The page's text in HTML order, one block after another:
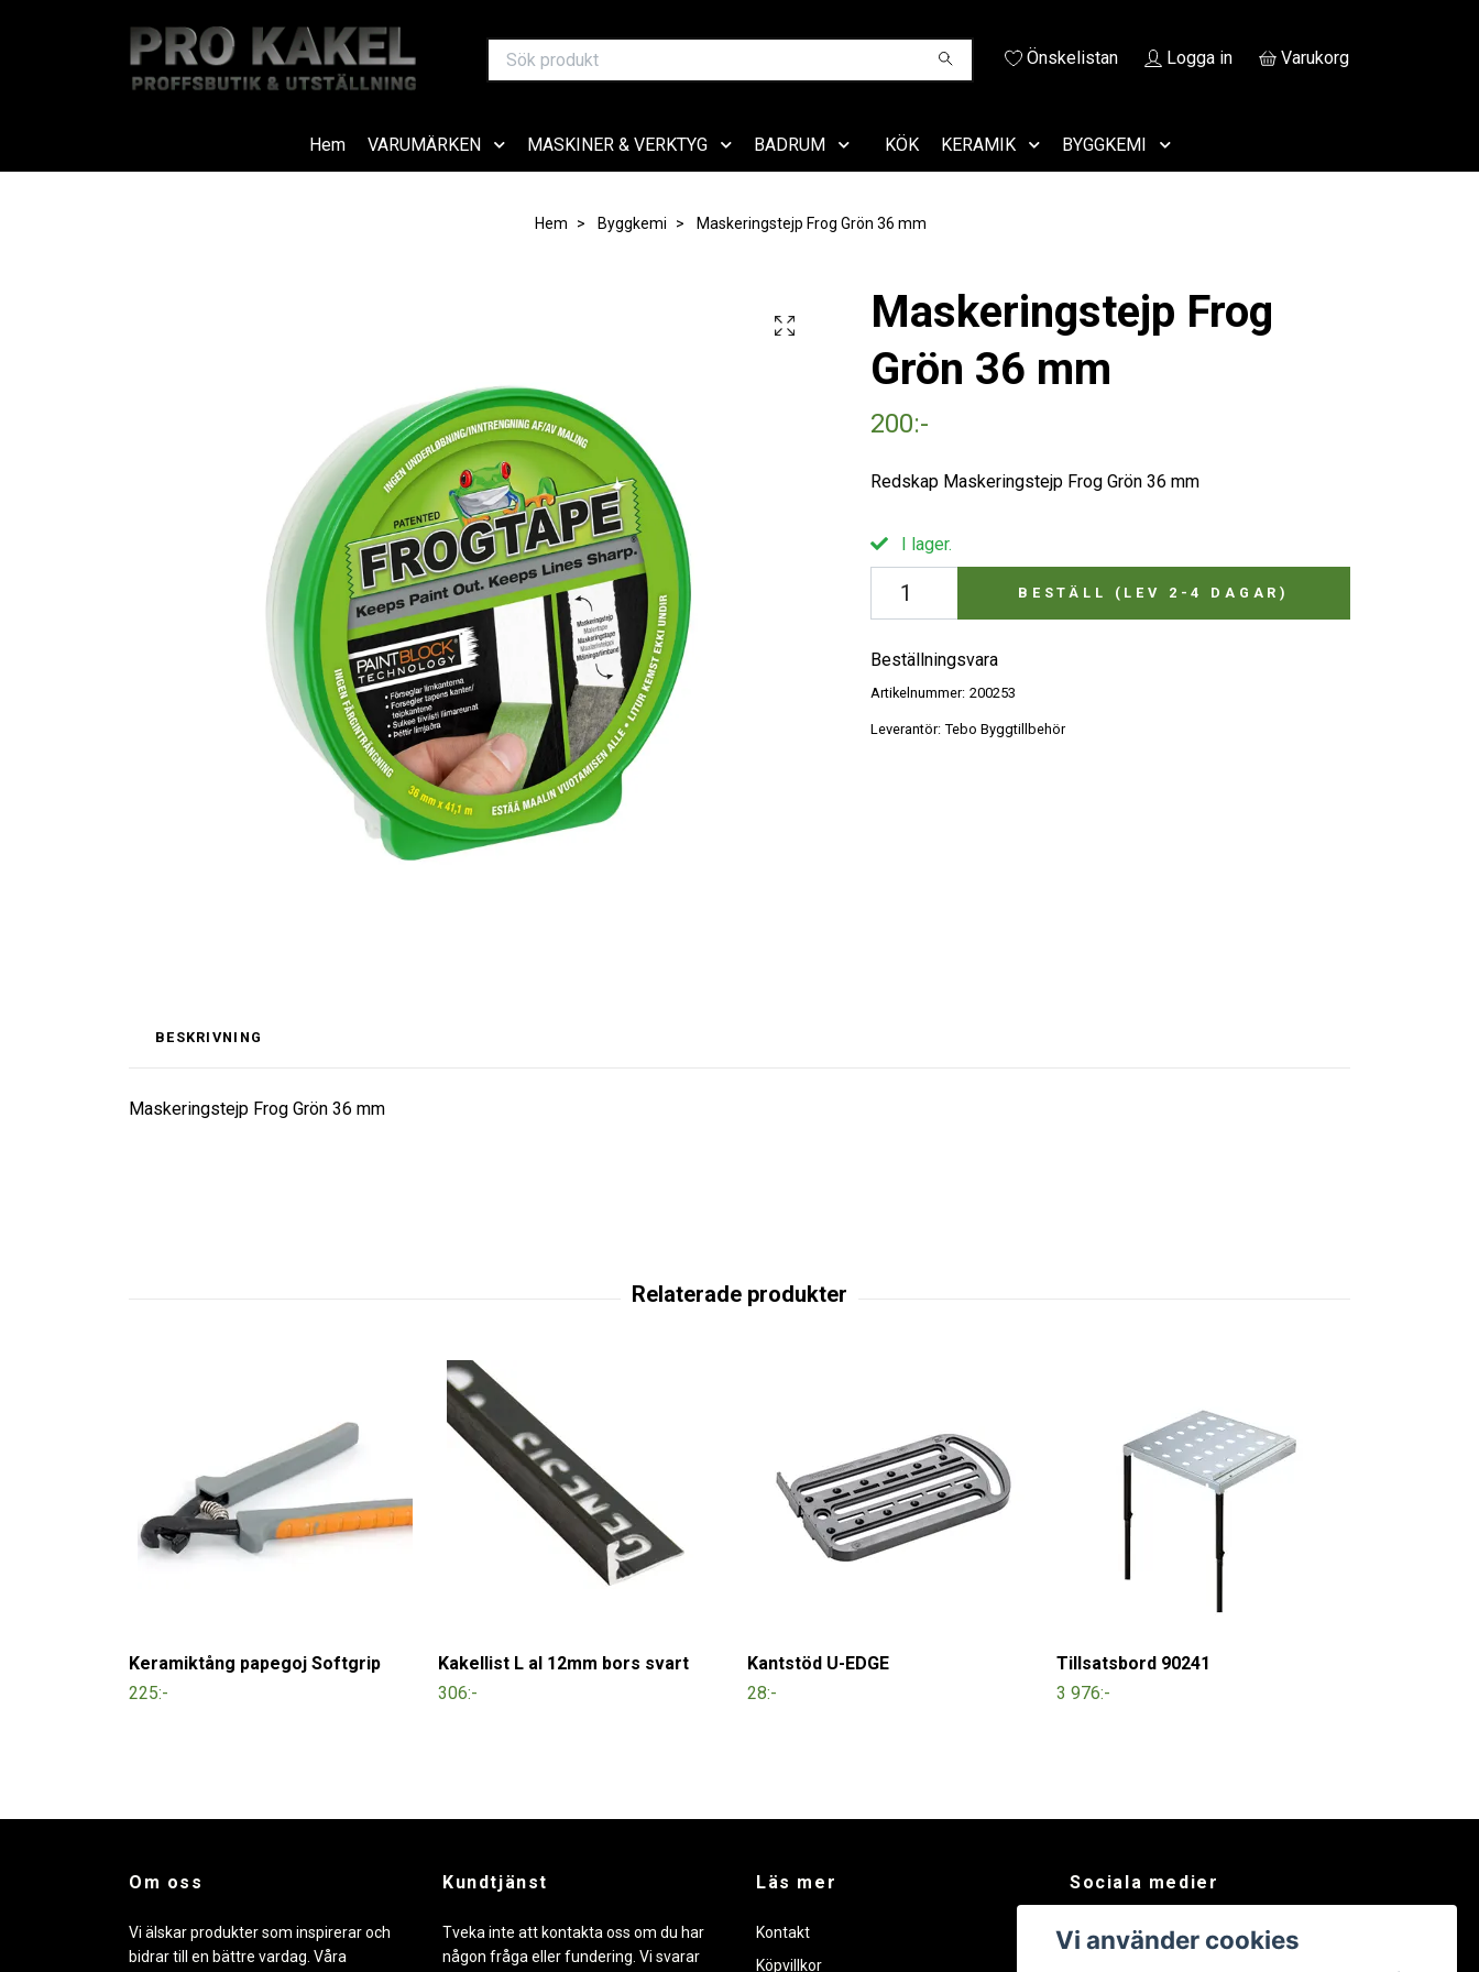
Önskelistan Logga in Varukorg
Hem VARUMÄRKEN MASKINER & VERKTYG BADRUM KÖK KERAMIK BYGGKEMI
Hem Byggkemi Maskeringstejp Frog Grön 36 mm
Maskeringstejp Frog
Grön 36 mm
200:-
Redskap Maskeringstejp Frog Grön 36 mm
I lager.
BESTÄLL (LEV 2-4 DAGAR)
Beställningsvara
Artikelnummer: 200253
Leverantör: Tebo Byggtillbehör
BESKRIVNING
Maskeringstejp Frog Grön 36 mm
Keramiktång papegoj Softgrip
225:-
Kakellist L al 12mm bors svart
306:-
Kantstöd U-EDGE
28:-
Tillsatsbord 90241
3 976:-
Om oss
Vi älskar produkter som inspirerar och
bidrar till en bättre vardag. Våra
Kundtjänst
Tveka inte att kontakta oss om du har
någon fråga eller fundering. Vi svarar
Läs mer
Kontakt
Köpvillkor
Sociala medier
Facebook
Vi använder cookies